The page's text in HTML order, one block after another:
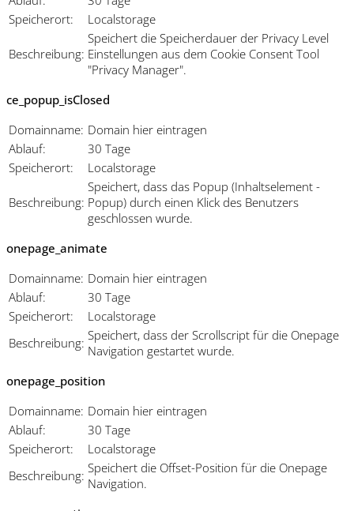
Speicherort:
Localstorage
Beschreibung:
Speichert die Speicherdauer der Privacy Level
Einstellungen aus dem Cookie Consent Tool
"Privacy Manager".
ce_popup_isClosed
Domainname: Domain hier eintragen
Ablauf:
30 Tage
Speicherort:
Localstorage
Beschreibung:
Speichert, dass das Popup (Inhaltselement -
Popup) durch einen Klick des Benutzers
geschlossen wurde.
onepage_animate
Domainname: Domain hier eintragen
Ablauf:
30 Tage
Speicherort:
Localstorage
Beschreibung: Speichert, dass der Scrollscript für die Onepage
Navigation gestartet wurde.
onepage_position
Domainname: Domain hier eintragen
Ablauf:
30 Tage
Speicherort:
Localstorage
Beschreibung: Speichert die Offset-Position für die Onepage
Navigation.